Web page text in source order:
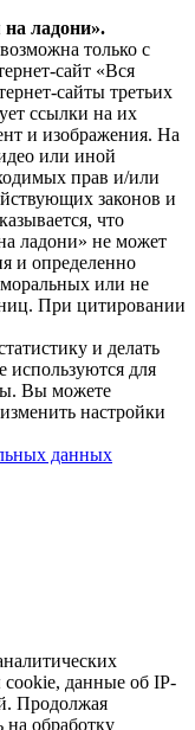
ладони».
только с
сайт «Вся
сайты третьих
ссылки на их
и изображения. На
или иной
прав и/или
законов и
что
ладони» не может
и определенно
или не
При цитировании
и делать
используются для
Вы можете
настройки
данных
cookie, данные об IP-
Продолжая
на обработку